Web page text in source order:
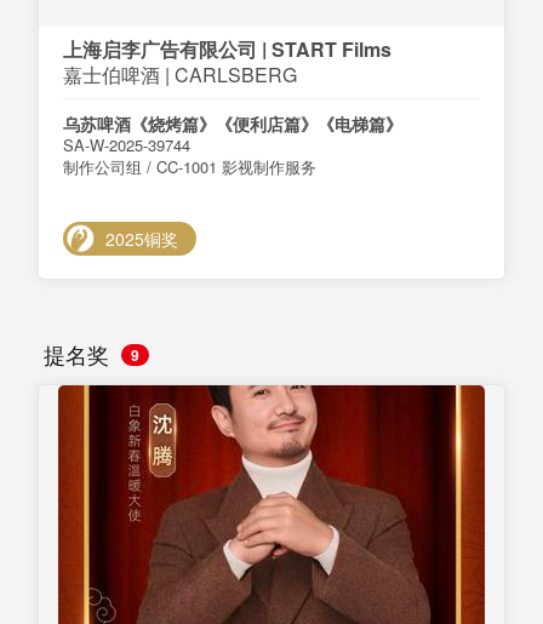
上海启李广告有限公司 | START Films
嘉士伯啤酒 | CARLSBERG
乌苏啤酒《烧烤篇》《便利店篇》《电梯篇》
SA-W-2025-39744
制作公司组 / CC-1001 影视制作服务
2025铜奖
提名奖 9